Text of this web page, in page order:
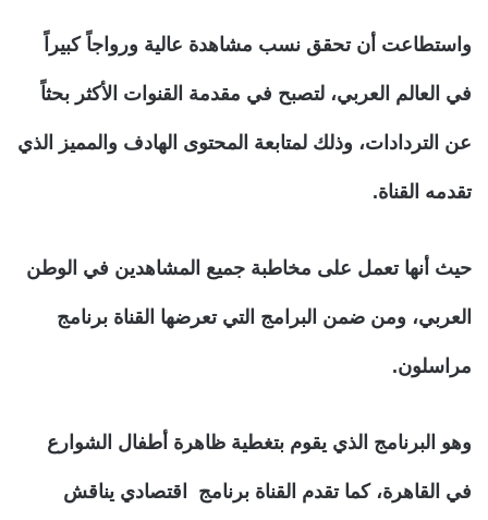
واستطاعت أن تحقق نسب مشاهدة عالية ورواجاً كبيراً
في العالم العربي، لتصبح في مقدمة القنوات الأكثر بحثاً
عن التردادات، وذلك لمتابعة المحتوى الهادف والمميز الذي
تقدمه القناة.
حيث أنها تعمل على مخاطبة جميع المشاهدين في الوطن
العربي، ومن ضمن البرامج التي تعرضها القناة برنامج
مراسلون.
وهو البرنامج الذي يقوم بتغطية ظاهرة أطفال الشوارع
في القاهرة، كما تقدم القناة برنامج اقتصادي يناقش